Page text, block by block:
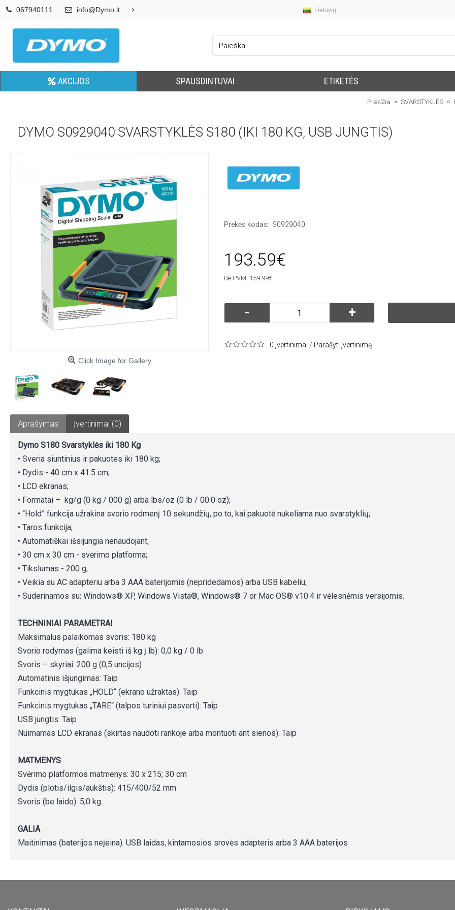
067940111 info@Dymo.lt Lietuvių
AKCIJOS SPAUSDINTUVAI ETIKETĖS
Pradžia SVARSTYKLĖS
DYMO S0929040 SVARSTYKLĖS S180 (IKI 180 KG, USB JUNGTIS)
Click Image for Gallery
Prekės kodas: S0929040
193.59€
Be PVM: 159.99€
- +
0 įvertinimai / Parašyti įvertinimą
Aprašymas Įvertinimai (0)
Dymo S180 Svarstyklės iki 180 Kg
• Sveria siuntinius ir pakuotes iki 180 kg;
• Dydis - 40 cm x 41.5 cm;
• LCD ekranas;
• Formatai – kg/g (0 kg / 000 g) arba lbs/oz (0 lb / 00.0 oz);
• “Hold” funkcija užrakina svorio rodmenį 10 sekundžių, po to, kai pakuotė nukeliama nuo svarstyklių;
• Taros funkcija;
• Automatiškai išsijungia nenaudojant;
• 30 cm x 30 cm - svėrimo platforma;
• Tikslumas - 200 g;
• Veikia su AC adapteriu arba 3 AAA baterijomis (nepridedamos) arba USB kabeliu;
• Suderinamos su: Windows® XP, Windows Vista®, Windows® 7 or Mac OS® v10.4 ir vėlesnėmis versijomis.
TECHNINIAI PARAMETRAI
Maksimalus palaikomas svoris: 180 kg
Svorio rodymas (galima keisti iš kg į lb): 0,0 kg / 0 lb
Svoris – skyriai: 200 g (0,5 uncijos)
Automatinis išjungimas: Taip
Funkcinis mygtukas „HOLD“ (ekrano užraktas): Taip
Funkcinis mygtukas „TARE“ (talpos turiniui pasverti): Taip
USB jungtis: Taip
Nuimamas LCD ekranas (skirtas naudoti rankoje arba montuoti ant sienos): Taip
MATMENYS
Svėrimo platformos matmenys: 30 x 215; 30 cm
Dydis (plotis/ilgis/aukštis): 415/400/52 mm
Svoris (be laido): 5,0 kg
GALIA
Maitinimas (baterijos neįeina): USB laidas, kintamosios srovės adapteris arba 3 AAA baterijos